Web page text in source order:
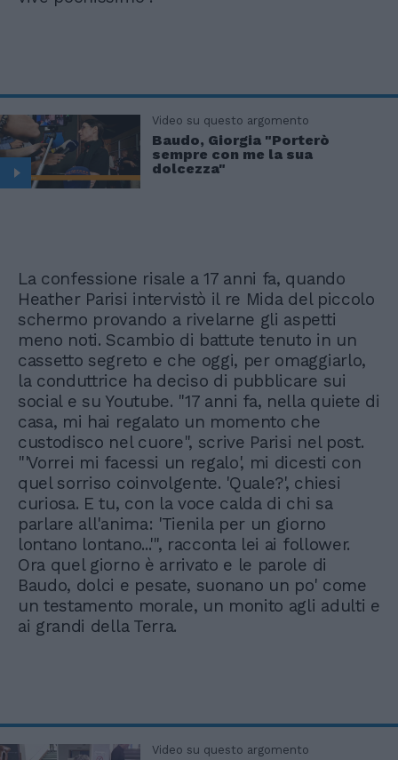
Video su questo argomento
Baudo, Giorgia "Porterò
sempre con me la sua
dolcezza"
La confessione risale a 17 anni fa, quando
Heather Parisi intervistò il re Mida del piccolo
schermo provando a rivelarne gli aspetti
meno noti. Scambio di battute tenuto in un
cassetto segreto e che oggi, per omaggiarlo,
la conduttrice ha deciso di pubblicare sui
social e su Youtube. "17 anni fa, nella quiete di
casa, mi hai regalato un momento che
custodisco nel cuore", scrive Parisi nel post.
"'Vorrei mi facessi un regalo', mi dicesti con
quel sorriso coinvolgente. 'Quale?', chiesi
curiosa. E tu, con la voce calda di chi sa
parlare all'anima: 'Tienila per un giorno
lontano lontano...'", racconta lei ai follower.
Ora quel giorno è arrivato e le parole di
Baudo, dolci e pesate, suonano un po' come
un testamento morale, un monito agli adulti e
ai grandi della Terra.
Video su questo argomento